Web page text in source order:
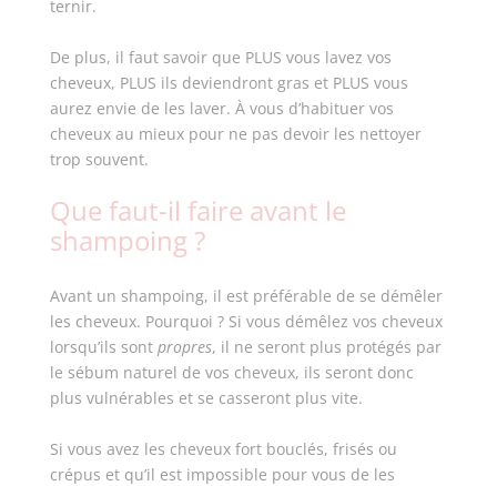
ternir.
De plus, il faut savoir que PLUS vous lavez vos
cheveux, PLUS ils deviendront gras et PLUS vous
aurez envie de les laver. À vous d’habituer vos
cheveux au mieux pour ne pas devoir les nettoyer
trop souvent.
Que faut-il faire avant le
shampoing ?
Avant un shampoing, il est préférable de se démêler
les cheveux. Pourquoi ? Si vous démêlez vos cheveux
lorsqu’ils sont propres, il ne seront plus protégés par
le sébum naturel de vos cheveux, ils seront donc
plus vulnérables et se casseront plus vite.
Si vous avez les cheveux fort bouclés, frisés ou
crépus et qu’il est impossible pour vous de les